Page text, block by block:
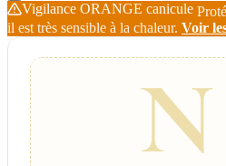
Vigilance ORANGE canicule
il est très sensible à la chaleur. Voir
N